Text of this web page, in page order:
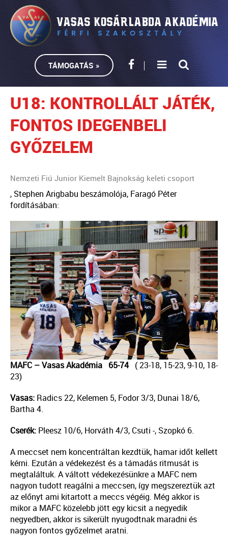
TÁMOGATÁS »
U18: KONTROLLÁLT JÁTÉK,
FONTOS IDEGENBELI
GYŐZELEM
Nemzeti Fiú Junior Kiemelt Bajnokság keleti csoport
, Stephen Arigbabu beszámolója, Faragó Péter
fordításában:
MAFC – Vasas Akadémia 65-74 ( 23-18, 15-23, 9-10, 18-
23)
Vasas: Radics 22, Kelemen 5, Fodor 3/3, Dunai 18/6,
Bartha 4.
Cserék: Pleesz 10/6, Horváth 4/3, Csuti -, Szopkó 6.
A meccset nem koncentráltan kezdtük, hamar időt kellett
kérni. Ezután a védekezést és a támadás ritmusát is
megtaláltuk. A váltott védekezésünkre a MAFC nem
nagyon tudott reagálni a meccsen, így megszereztük azt
az előnyt ami kitartott a meccs végéig. Még akkor is
mikor a MAFC közelebb jött egy kicsit a negyedik
negyedben, akkor is sikerült nyugodtnak maradni és
nagyon fontos győzelmet aratni.